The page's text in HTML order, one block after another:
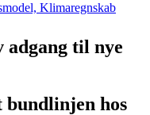
Klimaregnskab
til nye
hos